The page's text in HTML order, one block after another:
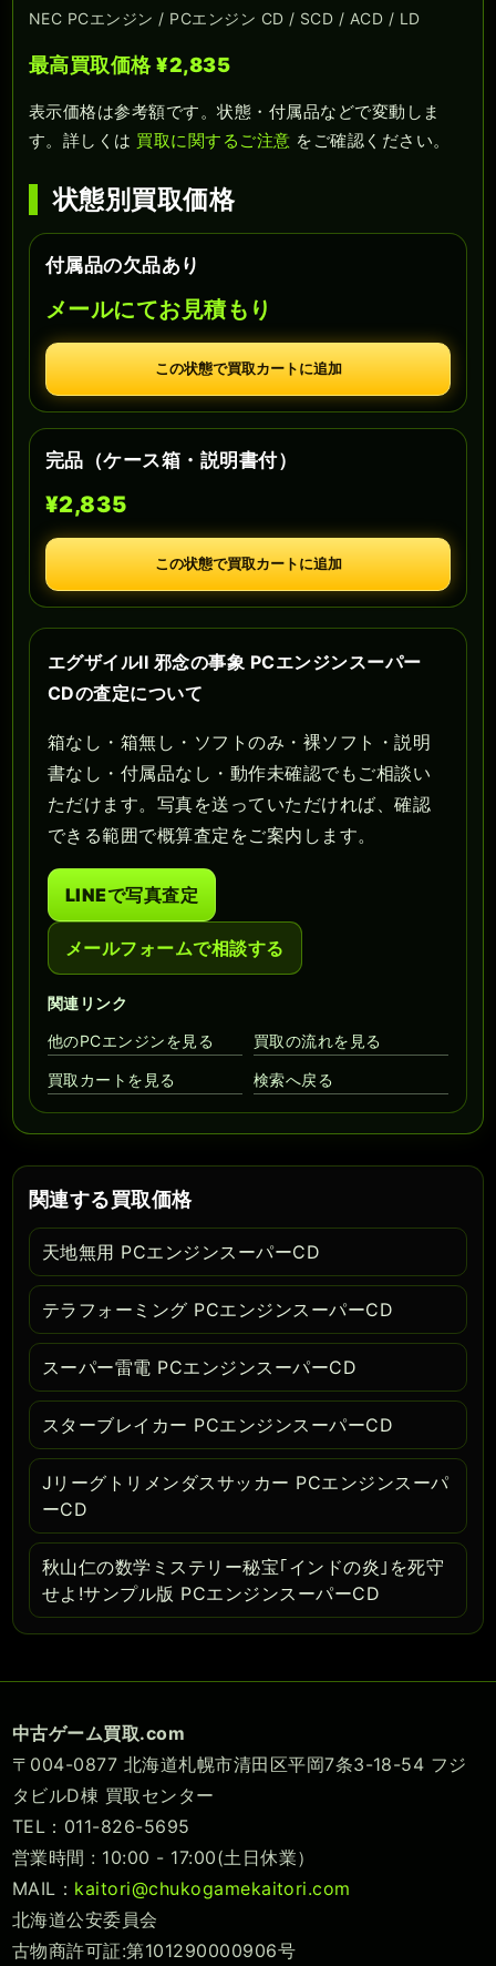
NEC PCエンジン / PCエンジン CD / SCD / ACD / LD
最高買取価格 ¥2,835
表示価格は参考額です。状態・付属品などで変動しま
す。詳しくは 買取に関するご注意 をご確認ください。
状態別買取価格
付属品の欠品あり
メールにてお見積もり
この状態で買取カートに追加
完品（ケース箱・説明書付）
¥2,835
この状態で買取カートに追加
エグザイルII 邪念の事象 PCエンジンスーパー
CDの査定について
箱なし・箱無し・ソフトのみ・裸ソフト・説明
書なし・付属品なし・動作未確認でもご相談い
ただけます。写真を送っていただければ、確認
できる範囲で概算査定をご案内します。
LINEで写真査定
メールフォームで相談する
関連リンク
他のPCエンジンを見る
買取の流れを見る
買取カートを見る 検索へ戻る
関連する買取価格
天地無用 PCエンジンスーパーCD
テラフォーミング PCエンジンスーパーCD
スーパー雷電 PCエンジンスーパーCD
スターブレイカー PCエンジンスーパーCD
Jリーグトリメンダスサッカー PCエンジンスーパ
ーCD
秋山仁の数学ミステリー秘宝｢インドの炎｣を死守
せよ!サンプル版 PCエンジンスーパーCD
中古ゲーム買取.com
〒004-0877 北海道札幌市清田区平岡7条3-18-54 フジ
タビルD棟 買取センター
TEL：011-826-5695
営業時間 : 10:00 - 17:00(土日休業）
MAIL： kaitori@chukogamekaitori.com
北海道公安委員会
古物商許可証:第101290000906号